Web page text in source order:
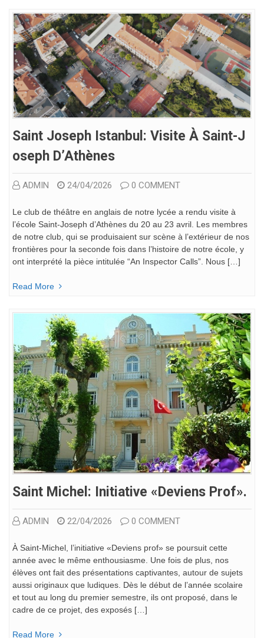
Saint Joseph Istanbul: Visite À Saint-J
Oseph D’Athènes
ADMIN 24/04/2026 0 COMMENT
Le club de théâtre en anglais de notre lycée a rendu visite à
l’école Saint-Joseph d’Athènes du 20 au 23 avril. Les membres
de notre club, qui se produisaient sur scène à l’extérieur de nos
frontières pour la seconde fois dans l’histoire de notre école, y
ont interprété la pièce intitulée “An Inspector Calls”. Nous […]
Read More
Saint Michel: Initiative «Deviens Prof».
ADMIN 22/04/2026 0 COMMENT
À Saint-Michel, l’initiative «Deviens prof» se poursuit cette
année avec le même enthousiasme. Une fois de plus, nos
élèves ont fait des présentations captivantes, autour de sujets
aussi originaux que ludiques. Dès le début de l’année scolaire
et tout au long du premier semestre, ils ont proposé, dans le
cadre de ce projet, des exposés […]
Read More